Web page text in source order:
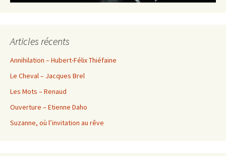
Articles récents
Annihilation – Hubert-Félix Thiéfaine
Le Cheval – Jacques Brel
Les Mots – Renaud
Ouverture – Etienne Daho
Suzanne, où l’invitation au rêve